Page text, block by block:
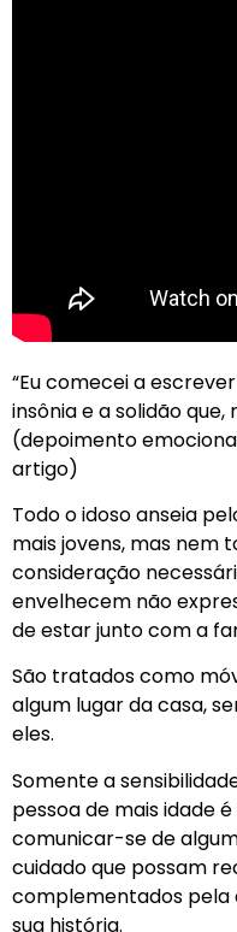
“Eu comecei a
insônia e a solidão
(depoimento
artigo)
Todo o idoso anseia
mais jovens, mas nem
consideração
envelhecem não
de estar junto com a
São tratados como
algum lugar da casa,
eles.
Somente a
pessoa de mais idade
comunicar-se de
cuidado que possam
complementados pela
sua história.